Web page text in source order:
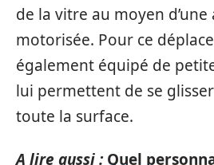
de la vitre au moyen
motorisée. Pour ce
également équipé de
lui permettent de se
toute la surface.
A lire aussi : Quel